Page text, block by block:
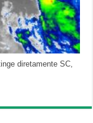
diretamente SC,